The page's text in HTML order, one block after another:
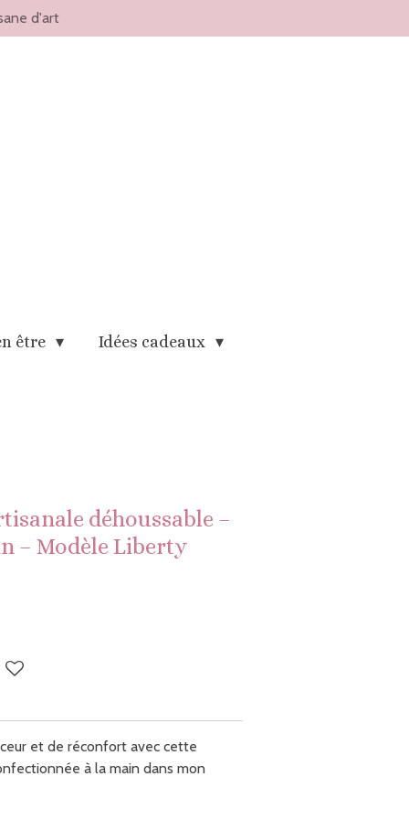
d'art
être Idées cadeaux
déhoussable –
– Modèle Liberty
et de réconfort avec cette
à la main dans mon